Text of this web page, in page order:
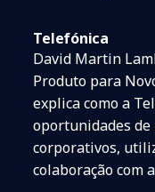
Telefónica
David Martin
Produto para
explica como a
oportunidades de
corporativos,
colaboração com